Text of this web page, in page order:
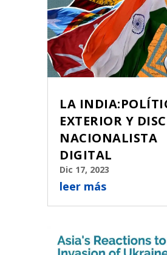
LA
EXTERIOR Y
NACIONALISTA
DIGITAL
Dic 17, 2023
leer más